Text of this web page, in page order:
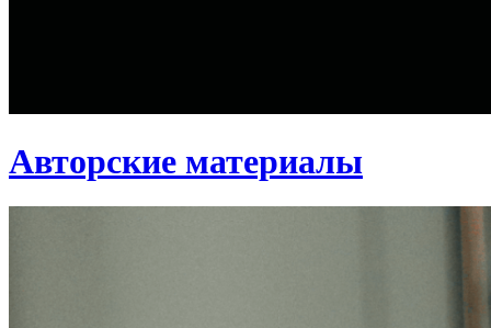
Авторские материалы